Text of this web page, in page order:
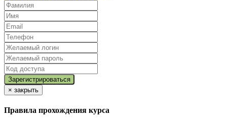
× закрыть
Правила прохождения курса